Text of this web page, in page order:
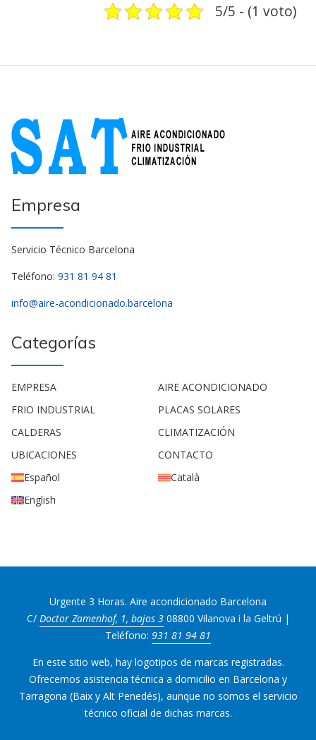
5/5 - (1 voto)
Empresa
Servicio Técnico Barcelona
Teléfono: 931 81 94 81
info@aire-acondicionado.barcelona
Categorías
EMPRESA
AIRE ACONDICIONADO
FRIO INDUSTRIAL
PLACAS SOLARES
CALDERAS
CLIMATIZACIÓN
UBICACIONES
CONTACTO
Español
Català
English
Urgente 3 Horas. Aire acondicionado Barcelona
C/ Doctor Zamenhof, 1, bajos 308800 Vilanova i la Geltrú |
Teléfono: 931 81 94 81
En este sitio web, hay logotipos de marcas registradas.
Ofrecemos asistencia técnica a domicilio en Barcelona y
Tarragona (Baix y Alt Penedés), aunque no somos el servicio
técnico oficial de dichas marcas.